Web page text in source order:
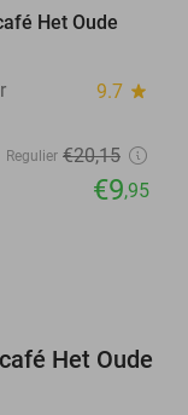
Het Oude
9.7 star
Regulier €20,15
€9,95
51%
Het Oude